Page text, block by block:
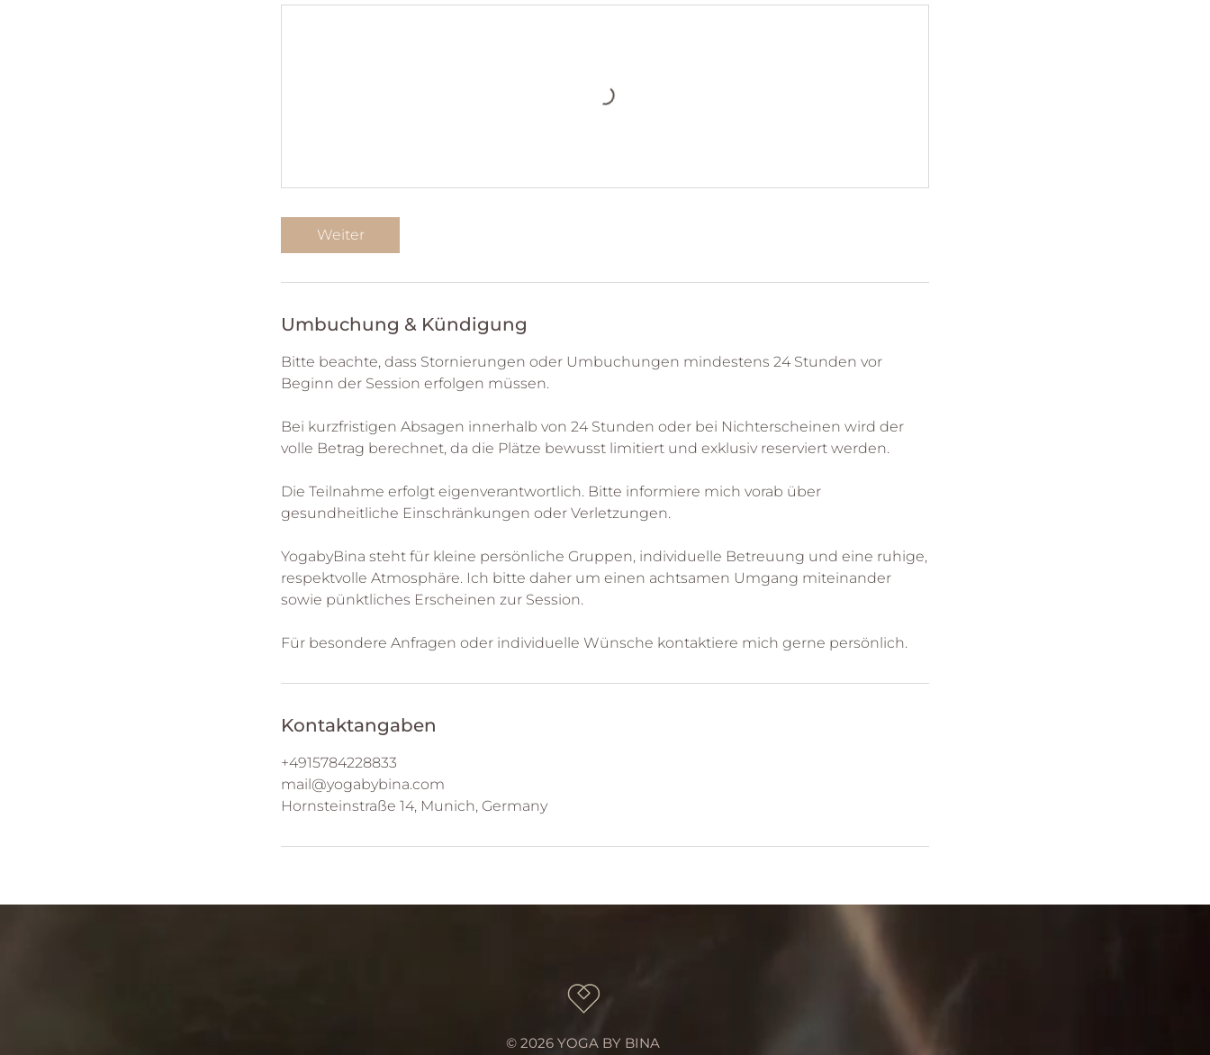
Weiter
Umbuchung & Kündigung
Bitte beachte, dass Stornierungen oder Umbuchungen mindestens 24 Stunden vor
Beginn der Session erfolgen müssen.
Bei kurzfristigen Absagen innerhalb von 24 Stunden oder bei Nichterscheinen wird der
volle Betrag berechnet, da die Plätze bewusst limitiert und exklusiv reserviert werden.
Die Teilnahme erfolgt eigenverantwortlich. Bitte informiere mich vorab über
gesundheitliche Einschränkungen oder Verletzungen.
YogabyBina steht für kleine persönliche Gruppen, individuelle Betreuung und eine ruhige,
respektvolle Atmosphäre. Ich bitte daher um einen achtsamen Umgang miteinander
sowie pünktliches Erscheinen zur Session.
Kontaktangaben
+4915784228833
mail@yogabybina.com
Hornsteinstraße 14, Munich, Germany
​© 2026 YOGA BY BINA